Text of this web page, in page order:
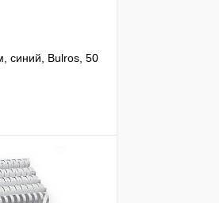
синий, Bulros, 50
корзину